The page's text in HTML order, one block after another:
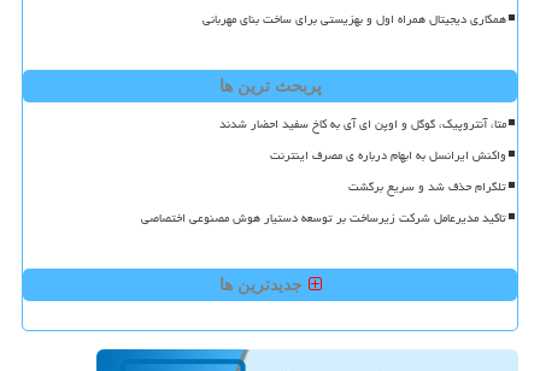
همکاری دیجیتال همراه اول و بهزیستی برای ساخت بنای مهربانی
پربحث ترین ها
متا، آنتروپیک، گوگل و اوپن ای آی به کاخ سفید احضار شدند
واکنش ایرانسل به ابهام درباره ی مصرف اینترنت
تلگرام حذف شد و سریع برگشت
تاکید مدیرعامل شرکت زیرساخت بر توسعه دستیار هوش مصنوعی اختصاصی
جدیدترین ها